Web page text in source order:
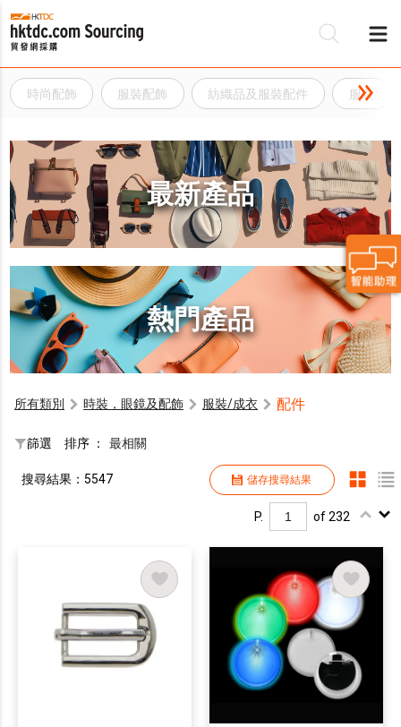
時尚配飾 服裝配飾 紡織品及服裝配件 服裝
最新產品
熱門產品
所有類別 時裝，眼鏡及配飾 服裝/成衣 配件
篩選 排序 ： 最相關
儲存搜尋結果
搜尋結果：5547
P. of 232